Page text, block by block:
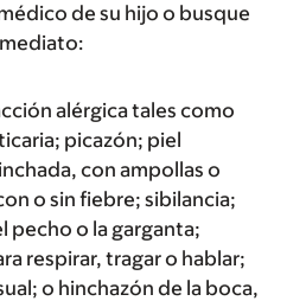
de su hijo o busque
alérgica tales como
picazón; piel
con ampollas o
o sin fiebre; sibilancia;
pecho o la garganta;
respirar, tragar o hablar;
o hinchazón de la boca,